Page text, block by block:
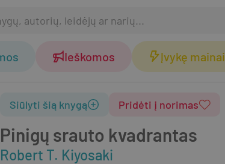
Ieškomos Įvykę mainai
Pinigų srauto kvadrantas
Robert T. Kiyosaki
Siūlyti šią knygą Pridėti į norimas